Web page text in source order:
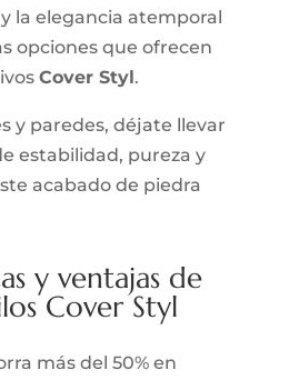
la elegancia atemporal
opciones que ofrecen
Cover Styl .
y paredes, déjate llevar
estabilidad, pureza y
acabado de piedra
y ventajas de
Cover Styl
más del 50% en